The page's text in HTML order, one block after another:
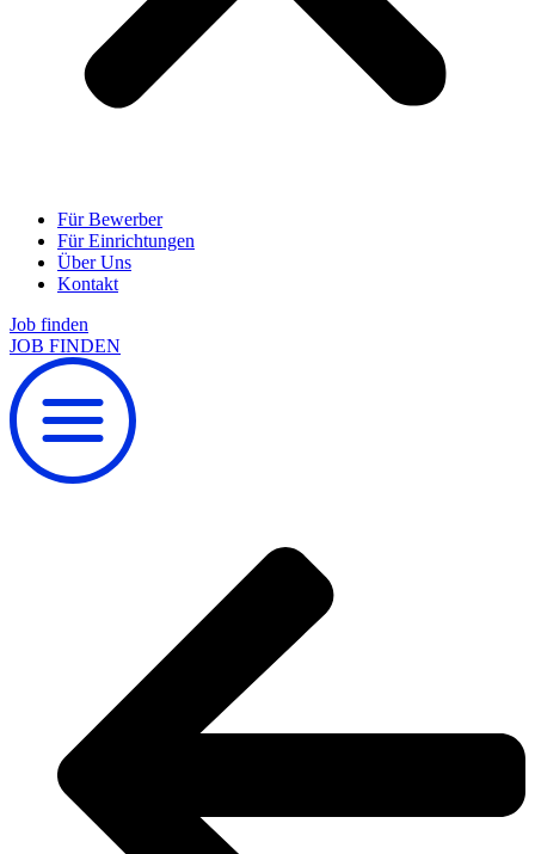
Für Bewerber
Für Einrichtungen
Über Uns
Kontakt
Job finden
JOB FINDEN